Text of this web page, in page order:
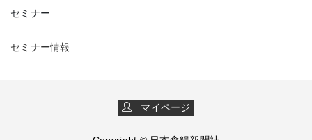
セミナー
セミナー情報
マイページ